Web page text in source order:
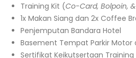
Training Kit (Co-Card, Bolpoin,
1x Makan Siang dan 2x Coffee
Penjemputan Bandara Hotel
Basement Tempat Parkir Motor
Sertifikat Keikutsertaan Training